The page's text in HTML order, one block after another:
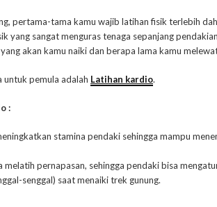
pertama-tama kamu wajib latihan fisik terlebih
yang sangat menguras tenaga sepanjang
akan kamu naiki dan berapa lama kamu
untuk pemula adalah Latihan kardio.
:
stamina pendaki sehingga mampu
melatih pernapasan, sehingga pendaki bisa
senggal) saat menaiki trek gunung.